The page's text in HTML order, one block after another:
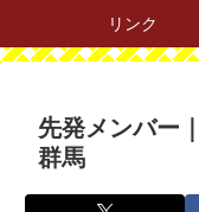
リンク
先発メンバー
群馬